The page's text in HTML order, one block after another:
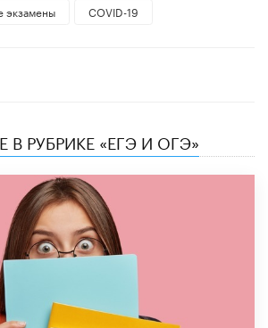
экзамены COVID-19
В РУБРИКЕ «ЕГЭ И ОГЭ»